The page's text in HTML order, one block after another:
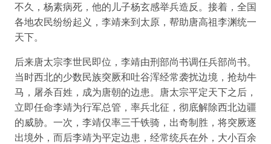
不久，杨素病死，他的儿子杨玄感举兵造反。接着，全国
各地农民纷纷起义，李靖来到太原，帮助唐高祖李渊统一
天下。
后来唐太宗李世民即位，李靖由刑部尚书调任兵部尚书。
当时西北的少数民族突厥和吐谷浑经常袭扰边境，抢劫牛
马，屠杀百姓，成为唐朝的边患。唐太宗平定天下之后，
立即任命李靖为行军总管，率兵北征，彻底解除西北边疆
的威胁。一次，李靖仅率三千铁骑，出奇制胜，将突厥逐
出境外，而后李靖为平定边患，经常统兵在外，大小百余